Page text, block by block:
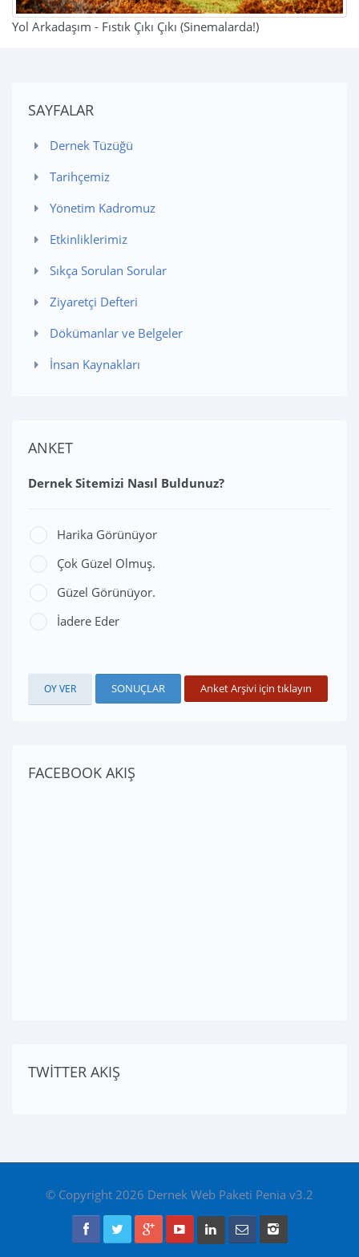
Yol Arkadaşım - Fıstık Çıkı Çıkı (Sinemalarda!)
SAYFALAR
Dernek Tüzüğü
Tarihçemiz
Yönetim Kadromuz
Etkinliklerimiz
Sıkça Sorulan Sorular
Ziyaretçi Defteri
Dökümanlar ve Belgeler
İnsan Kaynakları
ANKET
Dernek Sitemizi Nasıl Buldunuz?
Harika Görünüyor
Çok Güzel Olmuş.
Güzel Görünüyor.
İadere Eder
SONUÇLAR Anket Arşivi için tıklayın
FACEBOOK AKIŞ
TWİTTER AKIŞ
© Copyright 2026 Dernek Web Paketi Penia v3.2